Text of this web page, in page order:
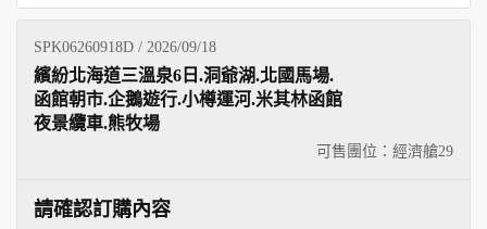
SPK06260918D / 2026/09/18
可售團位：經濟艙29
繽紛北海道三溫泉6日.洞爺湖.北國馬場.
函館朝市.企鵝遊行.小樽運河.米其林函館
夜景纜車.熊牧場
請確認訂購內容